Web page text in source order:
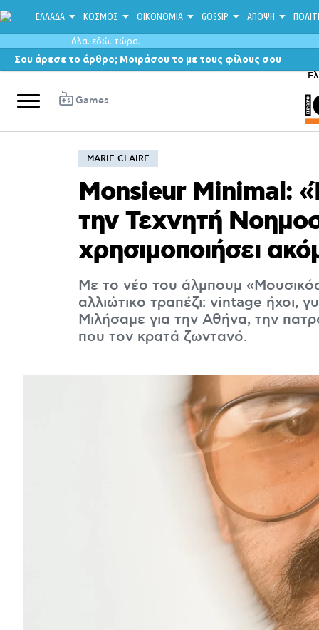
ΕΛΛΑΔΑ ΚΟΣΜΟΣ ΟΙΚΟΝΟΜΙΑ GOSSIP ΑΠΟΨΗ
όλα. εδώ. τώρα.
Σου άρεσε το άρθρο; Μοιράσου το με τους φίλους σου